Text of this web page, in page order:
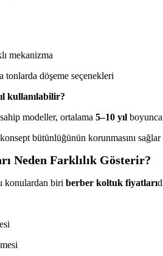
mekanizma
tonlarda döşeme seçenekleri
kullanılabilir?
modeller, ortalama 5–10 yıl
bütünlüğünün korunmasını
Neden Farklılık Gösterir?
konulardan biri berber koltuk fiyatları